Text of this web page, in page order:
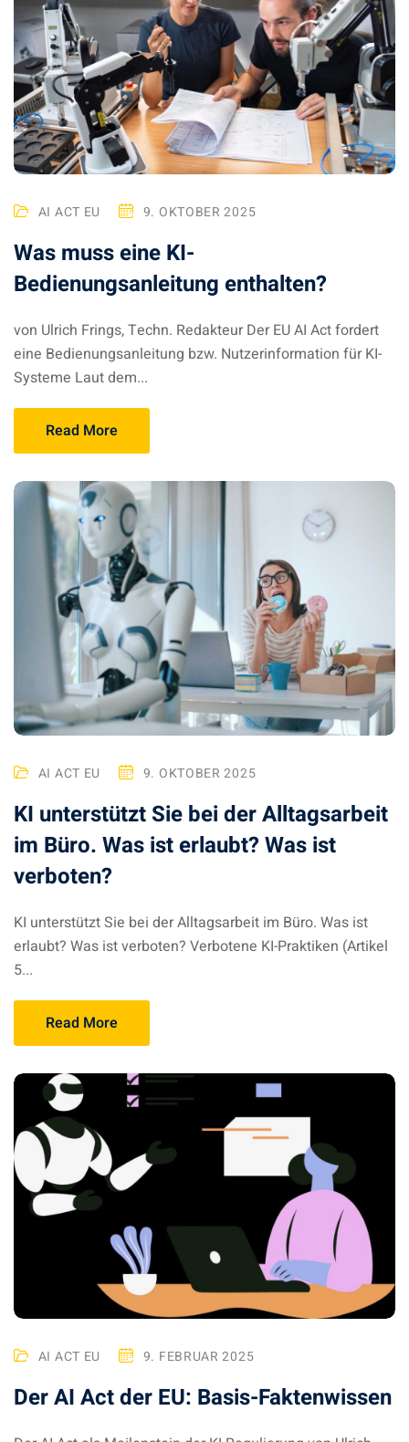
AI ACT EU 9. OKTOBER 2025
Was muss eine KI-
Bedienungsanleitung enthalten?
von Ulrich Frings, Techn. Redakteur Der EU AI Act fordert
eine Bedienungsanleitung bzw. Nutzerinformation für KI-
Systeme Laut dem...
Read More
AI ACT EU 9. OKTOBER 2025
KI unterstützt Sie bei der Alltagsarbeit
im Büro. Was ist erlaubt? Was ist
verboten?
KI unterstützt Sie bei der Alltagsarbeit im Büro. Was ist
erlaubt? Was ist verboten? Verbotene KI-Praktiken (Artikel
5...
Read More
AI ACT EU 9. FEBRUAR 2025
Der AI Act der EU: Basis-Faktenwissen